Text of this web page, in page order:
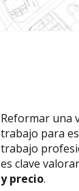
Reformar una
trabajo para
trabajo
es clave
y precio.